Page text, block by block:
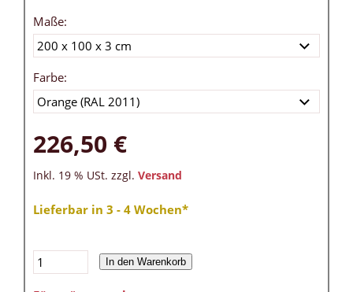
Maße:
Farbe:
226,50 €
Inkl. 19 % USt. zzgl. Versand
Lieferbar in 3 - 4 Wochen*
In den Warenkorb